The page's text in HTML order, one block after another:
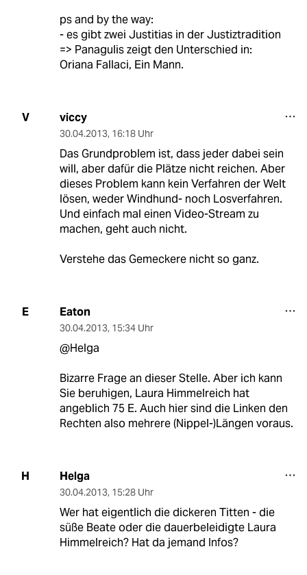
ps and by the way:
- es gibt zwei Justitias in der Justiztradition
=> Panagulis zeigt den Unterschied in:
Oriana Fallaci, Ein Mann.
V viccy
30.04.2013, 16:18 Uhr
Das Grundproblem ist, dass jeder dabei sein
will, aber dafür die Plätze nicht reichen. Aber
dieses Problem kann kein Verfahren der Welt
lösen, weder Windhund- noch Losverfahren.
Und einfach mal einen Video-Stream zu
machen, geht auch nicht.
Verstehe das Gemeckere nicht so ganz.
E Eaton
30.04.2013, 15:34 Uhr
@Helga
Bizarre Frage an dieser Stelle. Aber ich kann
Sie beruhigen, Laura Himmelreich hat
angeblich 75 E. Auch hier sind die Linken den
Rechten also mehrere (Nippel-)Längen voraus.
H Helga
30.04.2013, 15:28 Uhr
Wer hat eigentlich die dickeren Titten - die
süße Beate oder die dauerbeleidigte Laura
Himmelreich? Hat da jemand Infos?